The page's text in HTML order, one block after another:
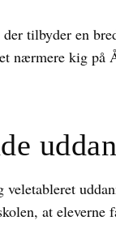
tilbyder en
nærmere kig på
veletableret
at eleverne